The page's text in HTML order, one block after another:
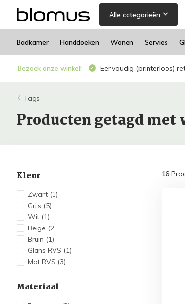
Alle categorieën
Badkamer Handdoeken Wonen Servies
Bezoek onze winkel! Eenvoudig (printerloos)
Tags
Producten getagd met
Kleur
Zwart (3)
Grijs (5)
Wit (1)
Beige (2)
Bruin (1)
Glans RVS (1)
Mat RVS (3)
Materiaal
16